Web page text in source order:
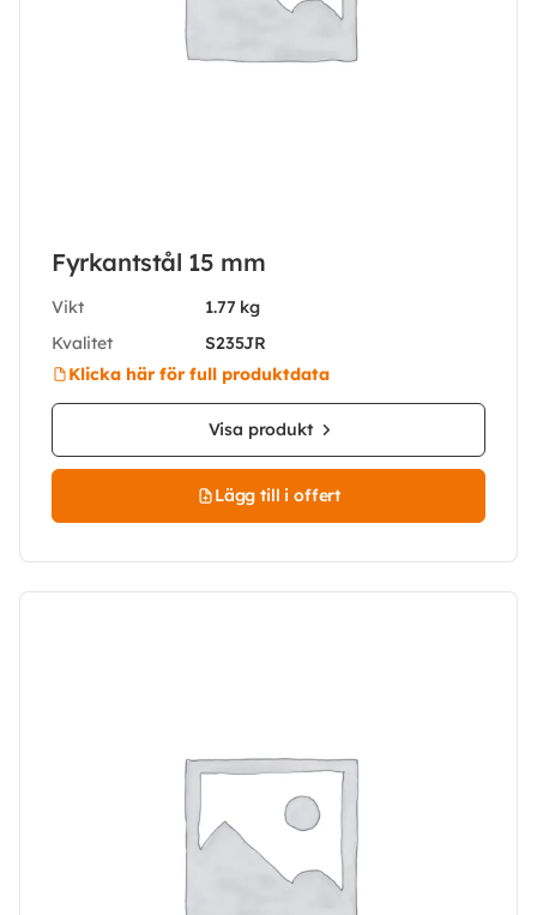
Fyrkantstål 15 mm
Vikt
1.77 kg
Kvalitet
S235JR
Klicka här för full produktdata
Visa produkt
Lägg till i offert